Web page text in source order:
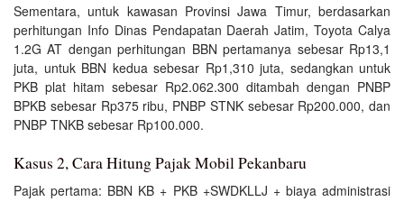
Sementara, untuk kawasan Provinsi Jawa Timur, berdasarkan
perhitungan Info Dinas Pendapatan Daerah Jatim, Toyota Calya
1.2G AT dengan perhitungan BBN pertamanya sebesar Rp13,1
juta, untuk BBN kedua sebesar Rp1,310 juta, sedangkan untuk
PKB plat hitam sebesar Rp2.062.300 ditambah dengan PNBP
BPKB sebesar Rp375 ribu, PNBP STNK sebesar Rp200.000, dan
PNBP TNKB sebesar Rp100.000.
Kasus 2, Cara Hitung Pajak Mobil Pekanbaru
Pajak pertama: BBN KB + PKB +SWDKLLJ + biaya administrasi